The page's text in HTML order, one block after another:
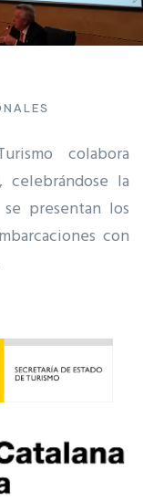
colabora
celebrándose la
presentan los
con